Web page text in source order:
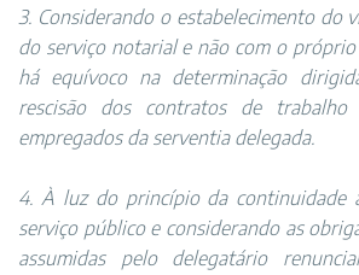
3. Considerando o estabelecimento do
do serviço notarial e não com o
há equívoco na determinação
rescisão dos contratos de
empregados da serventia delegada.
4. À luz do princípio da continuidade
serviço público e considerando as
assumidas pelo delegatário